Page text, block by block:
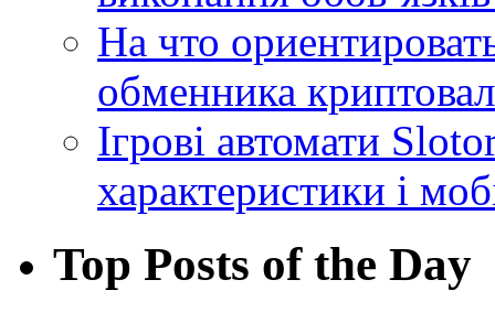
На что
обменника
Ігрові автомати
характеристики і
Top Posts of the Day